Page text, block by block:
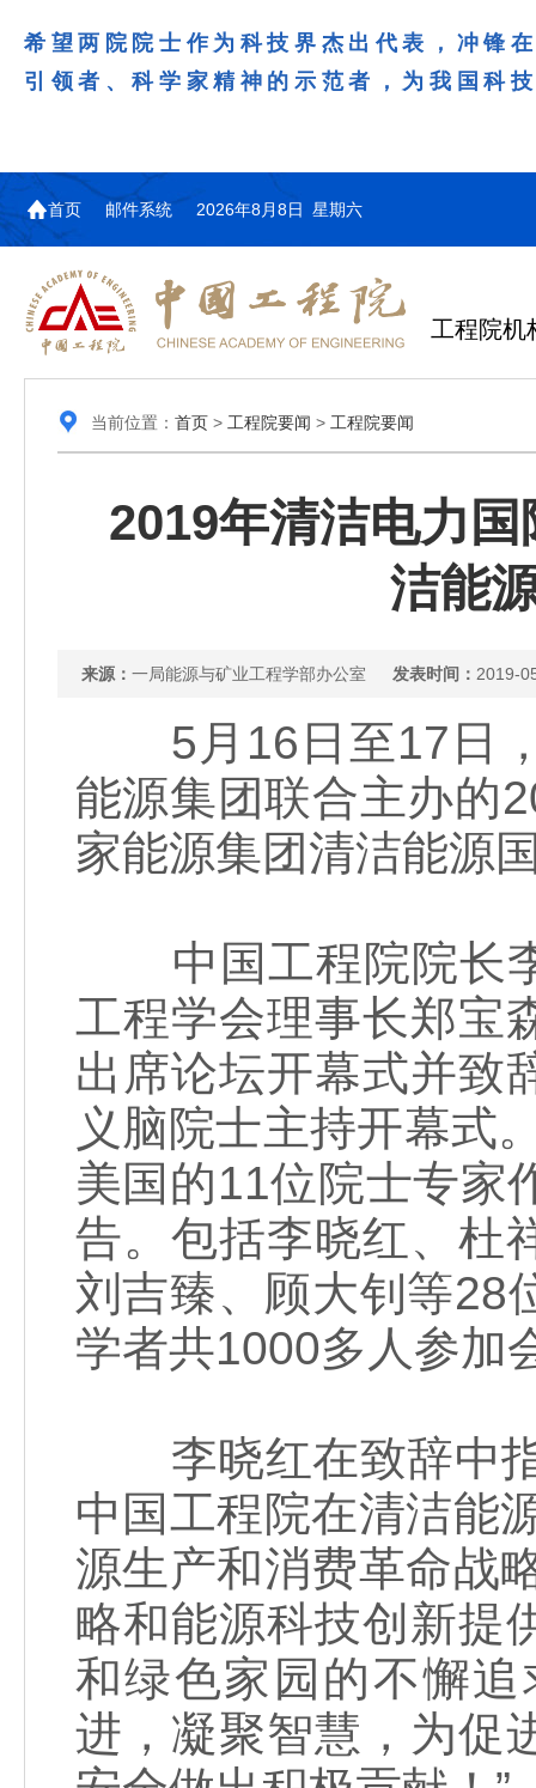
希望两院院士作为科技界杰出代表，冲锋
引领者、科学家精神的示范者，为我国科
首页 邮件系统 2026年8月8日 星期六
工程院机
当前位置： 首页> 工程院要闻 > 工程院要闻
2019年清洁电力
洁能
来源： 一局能源与矿业工程学部办公室 发表时间： 2019-
5月16日至17日，
能源集团联合主办的
家能源集团清洁能源
中国工程院院长李
工程学会理事长郑宝
出席论坛开幕式并致
义脑院士主持开幕式
美国的11位院士专家
告。包括李晓红、杜
刘吉臻、顾大钊等28
学者共1000多人参加
李晓红在致辞中指
中国工程院在清洁能
源生产和消费革命战
略和能源科技创新提
和绿色家园的不懈
进，凝聚智慧，为促